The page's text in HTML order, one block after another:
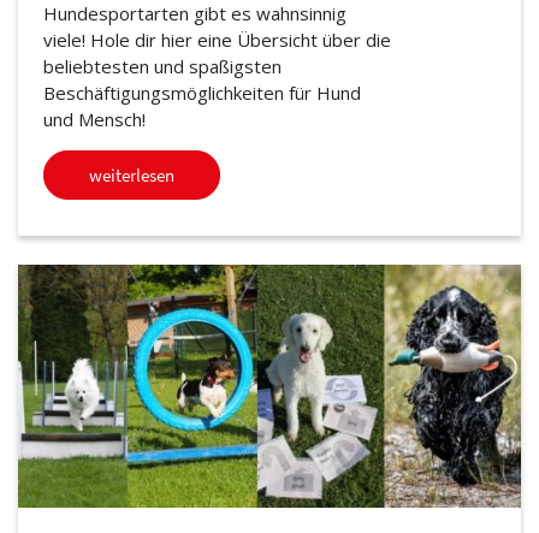
Hundesportarten gibt es wahnsinnig
viele! Hole dir hier eine Übersicht über die
beliebtesten und spaßigsten
Beschäftigungsmöglichkeiten für Hund
und Mensch!
weiterlesen